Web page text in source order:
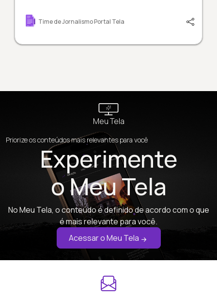
Time de Jornalismo Portal Tela
Meu Tela
Priorize os conteúdos mais relevantes para você
Experimente
o Meu Tela
No Meu Tela, o conteúdo é definido de acordo com o que
é mais relevante para você.
Acessar o Meu Tela